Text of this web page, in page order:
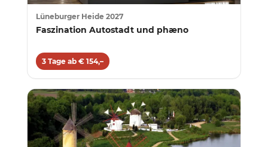
Lüneburger Heide 2027
Faszination Autostadt und phæno
3 Tage ab € 154,–